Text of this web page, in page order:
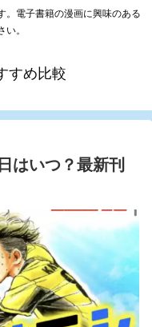
。電子書籍の漫画に興味のある
。
すめ比較
はいつ？最新刊